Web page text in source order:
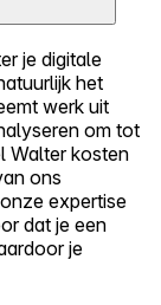
je digitale
het
werk uit
om tot
Walter kosten
ons
expertise
dat je een
je